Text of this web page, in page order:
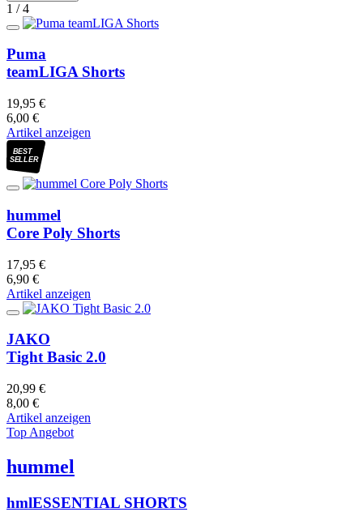
1 / 4
Puma
teamLIGA Shorts
19,95 €
6,00 €
Artikel anzeigen
BEST
SELLER
hummel
Core Poly Shorts
17,95 €
6,90 €
Artikel anzeigen
JAKO
Tight Basic 2.0
20,99 €
8,00 €
Artikel anzeigen
Top Angebot
hummel
hmlESSENTIAL SHORTS